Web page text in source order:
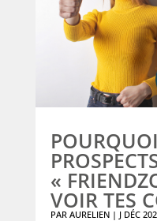
«
VOIR TES
PAR AURELIEN| J DÉC